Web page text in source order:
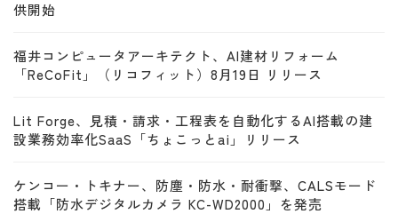
供開始
福井コンピュータアーキテクト、AI建材リフォーム
「ReCoFit」（リコフィット）8月19日 リリース
Lit Forge、見積・請求・工程表を自動化するAI搭載の建
設業務効率化SaaS「ちょこっとai」リリース
ケンコー・トキナー、防塵・防水・耐衝撃、CALSモード
搭載「防水デジタルカメラ KC-WD2000」を発売